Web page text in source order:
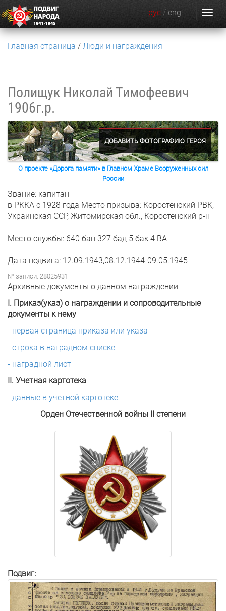
рус / eng
Главная страница Люди и награждения
Полищук Николай Тимофеевич
1906г.р.
ДОБАВИТЬ ФОТОГРАФИЮ ГЕРОЯ
О проекте «Дорога памяти» в Главном Храме Вооруженных сил
России
Звание: капитан
в РККА с 1928 года Место призыва: Коростенский РВК,
Украинская ССР, Житомирская обл., Коростенский р-н
Место службы: 640 бап 327 бад 5 бак 4 ВА
Дата подвига: 12.09.1943,08.12.1944-09.05.1945
№ записи: 28025931
Архивные документы о данном награждении
I. Приказ(указ) о награждении и сопроводительные
документы к нему
- первая страница приказа или указа
- строка в наградном списке
- наградной лист
II. Учетная картотека
- данные в учетной картотеке
Орден Отечественной войны II степени
Подвиг: